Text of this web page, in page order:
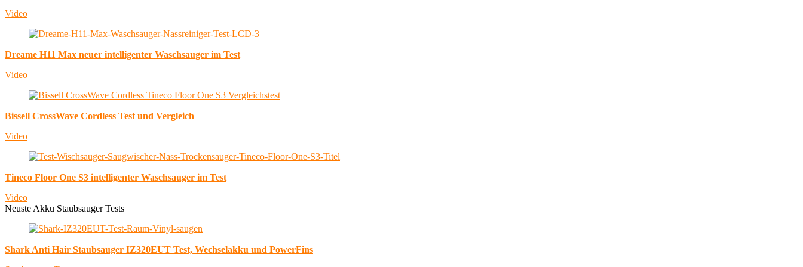
Video
Dreame H11 Max neuer intelligenter Waschsauger im Test
Video
Bissell CrossWave Cordless Test und Vergleich
Video
Tineco Floor One S3 intelligenter Waschsauger im Test
Video
Neuste Akku Staubsauger Tests
Shark Anti Hair Staubsauger IZ320EUT Test, Wechselakku und PowerFins